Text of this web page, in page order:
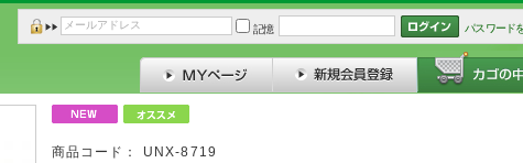
記憶
パスワード
商品コード： UNX-8719